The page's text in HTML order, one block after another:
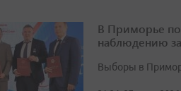
В Приморье
наблюдению
Выборы в